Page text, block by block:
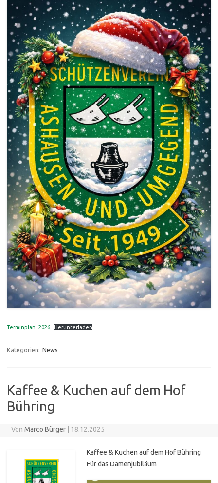
Terminplan_2026 Herunterladen
Kategorien: News
Kaffee & Kuchen auf dem Hof
Bühring
Von Marco Bürger 18.12.2025
Kaffee & Kuchen auf dem Hof Bühring
Für das Damenjubiläum